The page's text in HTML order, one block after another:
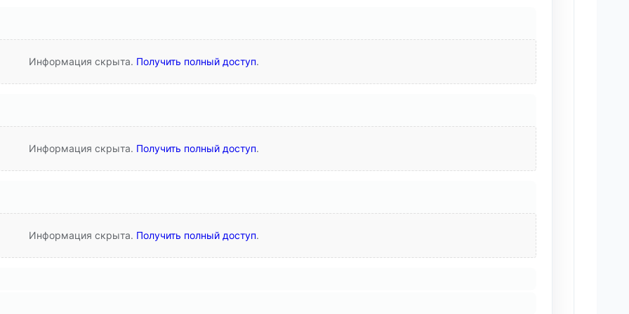
Информация скрыта. Получить полный доступ.
Информация скрыта. Получить полный доступ.
Информация скрыта. Получить полный доступ.